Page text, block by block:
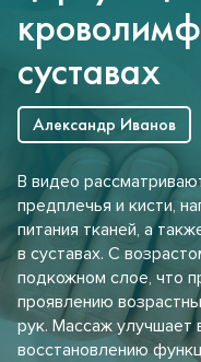
суставах
Александр Иванов
В видео
предплечья и кисти,
питания тканей, а
в суставах. С
подкожном слое, что
проявлению
рук. Массаж улучшает
восстановлению